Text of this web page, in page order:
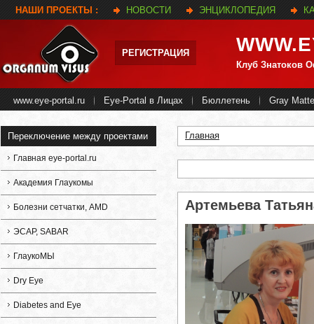
НАШИ ПРОЕКТЫ : НОВОСТИ ЭНЦИКЛОПЕДИЯ
РЕГИСТРАЦИЯ
Клуб Знатоков
www.eye-portal.ru Eye-Portal в Лицах Бюллетень Gray
Переключение между проектами
Главная eye-portal.ru
Академия Глаукомы
Болезни сетчатки, AMD
ЭСАР, SABAR
ГлаукоМЫ
Dry Eye
Diabetes and Eye
Вы здесь
Главная
Артемьева